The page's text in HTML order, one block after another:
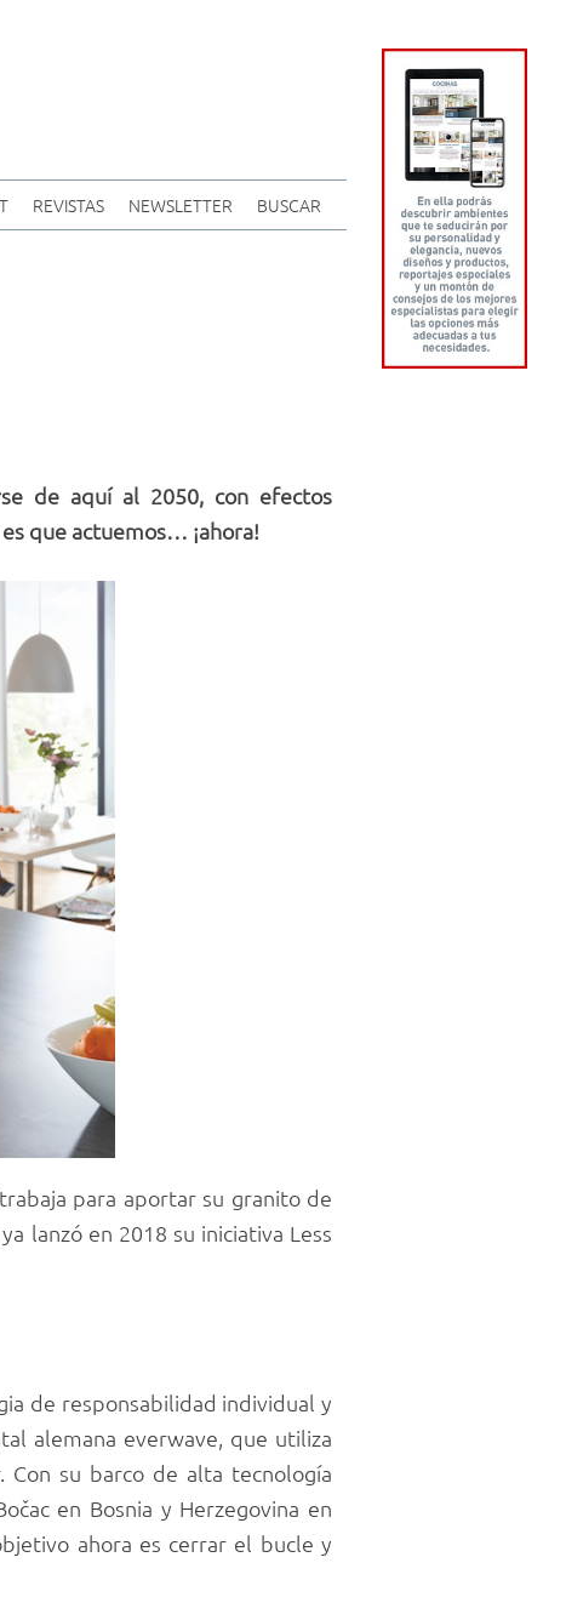
REVISTAS NEWSLETTER BUSCAR
de aquí al 2050, con efectos
que actuemos… ¡ahora!
para aportar su granito de
lanzó en 2018 su iniciativa Less
de responsabilidad individual y
alemana everwave, que utiliza
su barco de alta tecnología
en Bosnia y Herzegovina en
ahora es cerrar el bucle y